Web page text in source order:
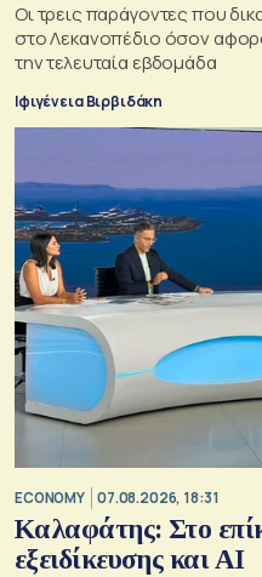
Oι τρεις παράγοντες που
στο Λεκανοπέδιο όσον
την τελευταία εβδομάδα
Ιφιγένεια Βιρβιδάκη
ECONOMY 07.08.2026, 18:31
Καλαφάτης: Στο
εξειδίκευσης και AI